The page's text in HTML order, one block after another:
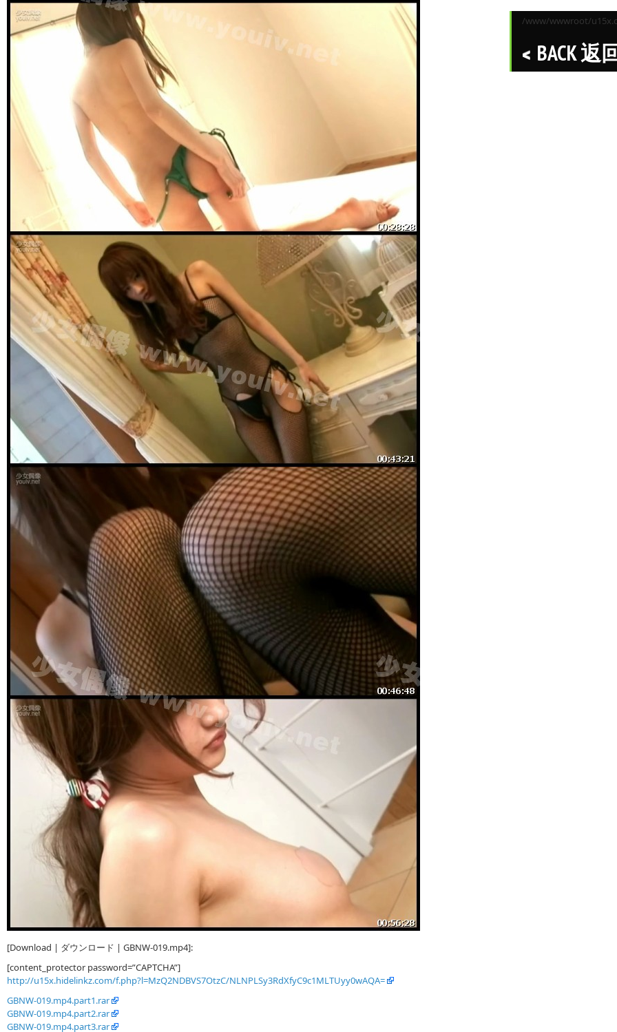
[Download | ダウンロード | GBNW-019.mp4]:
[content_protector password=”CAPTCHA”]
http://u15x.hidelinkz.com/f.php?l=MzQ2NDBVS7OtzC/NLNPLSy3RdXfyC9c1MLTUyy0wAQA=
GBNW-019.mp4.part1.rar
GBNW-019.mp4.part2.rar
GBNW-019.mp4.part3.rar
/www/wwwroot/
BACK 返